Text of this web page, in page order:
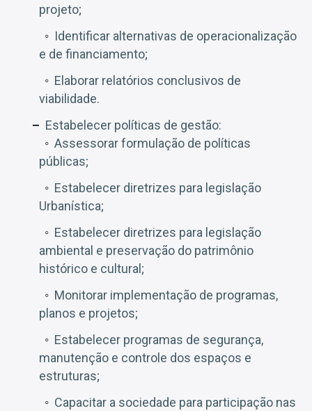
projeto;
Identificar alternativas de operacionalização
e de financiamento;
Elaborar relatórios conclusivos de
viabilidade.
Estabelecer políticas de gestão:
Assessorar formulação de políticas
públicas;
Estabelecer diretrizes para legislação
Urbanística;
Estabelecer diretrizes para legislação
ambiental e preservação do patrimônio
histórico e cultural;
Monitorar implementação de programas,
planos e projetos;
Estabelecer programas de segurança,
manutenção e controle dos espaços e
estruturas;
Capacitar a sociedade para participação nas